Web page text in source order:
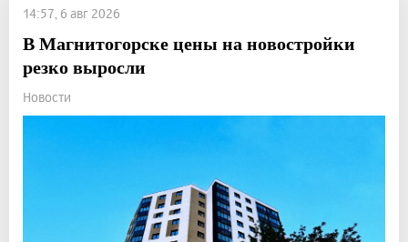
14:57, 6 авг 2026
В Магнитогорске цены на новостройки
резко выросли
Новости